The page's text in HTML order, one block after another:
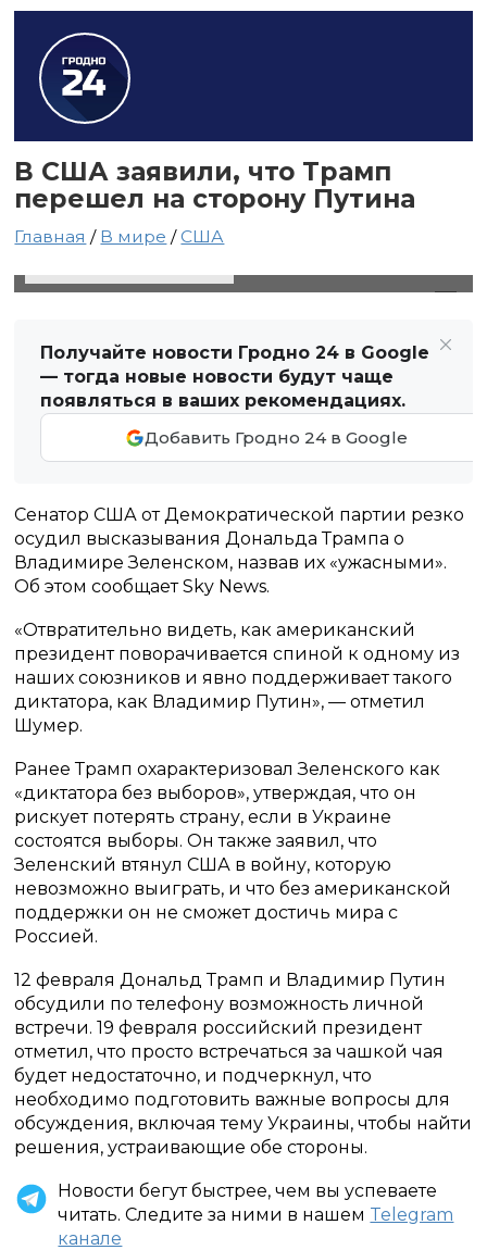
В США заявили, что Трамп
перешел на сторону Путина
Главная / В мире /США
Получайте новости Гродно 24 в Google
— тогда новые новости будут чаще
появляться в ваших рекомендациях.
Добавить Гродно 24 в Google
Сенатор США от Демократической партии резко
осудил высказывания Дональда Трампа о
Владимире Зеленском, назвав их «ужасными».
Об этом сообщает Sky News.
«Отвратительно видеть, как американский
президент поворачивается спиной к одному из
наших союзников и явно поддерживает такого
диктатора, как Владимир Путин», — отметил
Шумер.
Ранее Трамп охарактеризовал Зеленского как
«диктатора без выборов», утверждая, что он
рискует потерять страну, если в Украине
состоятся выборы. Он также заявил, что
Зеленский втянул США в войну, которую
невозможно выиграть, и что без американской
поддержки он не сможет достичь мира с
Россией.
12 февраля Дональд Трамп и Владимир Путин
обсудили по телефону возможность личной
встречи. 19 февраля российский президент
отметил, что просто встречаться за чашкой чая
будет недостаточно, и подчеркнул, что
необходимо подготовить важные вопросы для
обсуждения, включая тему Украины, чтобы найти
решения, устраивающие обе стороны.
Новости бегут быстрее, чем вы успеваете
читать. Следите за ними в нашем Telegram
канале